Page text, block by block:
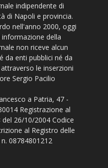
indipendente di
di Napoli e provincia.
nell'anno 2000, oggi
della
non riceve alcun
da enti pubblici né da
le inserzioni
Sergio Pacilio
a Patria, 47 -
Registrazione al
26/10/2004 Codice
al Registro delle
08784801212